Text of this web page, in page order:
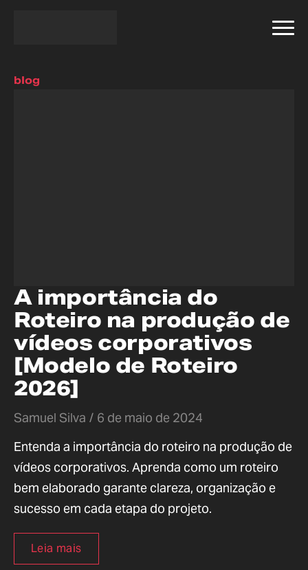
blog
A importância do
Roteiro na produção de
vídeos corporativos
[Modelo de Roteiro
2026]
Samuel Silva
6 de maio de 2024
Entenda a importância do roteiro na produção de
vídeos corporativos. Aprenda como um roteiro
bem elaborado garante clareza, organização e
sucesso em cada etapa do projeto.
Leia mais